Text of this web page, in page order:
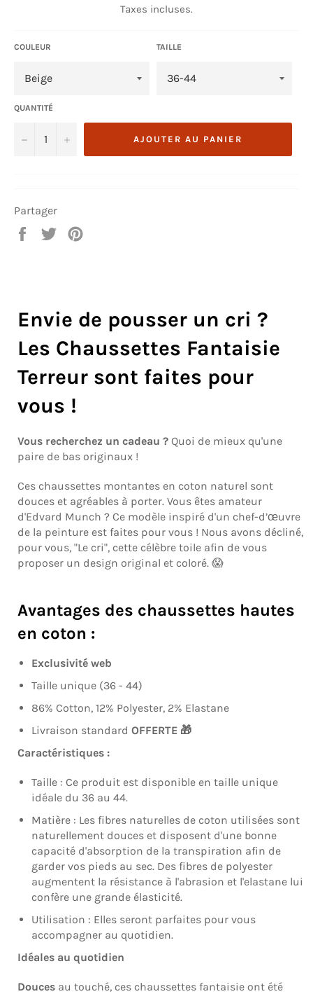
Taxes incluses.
COULEUR TAILLE
QUANTITÉ
− + AJOUTER AU PANIER
Partager
PartagerTweeter
Envie de pousser un cri ?
Les Chaussettes Fantaisie
Terreur sont faites pour
vous !
Vous recherchez un cadeau ? Quoi de mieux qu'une
paire de bas originaux !
Ces chaussettes montantes en coton naturel sont
douces et agréables à porter. Vous êtes amateur
d'Edvard Munch ? Ce modèle inspiré d'un chef-d’œuvre
de la peinture est faites pour vous ! Nous avons décliné,
pour vous, "Le cri", cette célèbre toile afin de vous
proposer un design original et coloré. 😱
Avantages des chaussettes hautes
en coton :
Exclusivité web
Taille unique (36 - 44)
86% Cotton, 12% Polyester, 2% Elastane
Livraison standard OFFERTE 🎁
Caractéristiques :
Taille : Ce produit est disponible en taille unique
idéale du 36 au 44.
Matière : Les fibres naturelles de coton utilisées sont
naturellement douces et disposent d'une bonne
capacité d'absorption de la transpiration afin de
garder vos pieds au sec. Des fibres de polyester
augmentent la résistance à l'abrasion et l'elastane lui
confère une grande élasticité.
Utilisation : Elles seront parfaites pour vous
accompagner au quotidien.
Idéales au quotidien
Douces au touché, ces chaussettes fantaisie ont été